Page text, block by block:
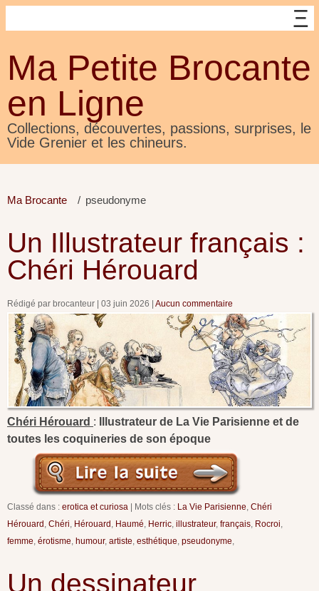
Ma Petite Brocante
en Ligne
Collections, découvertes, passions, surprises, le
Vide Grenier et les chineurs.
Ma Brocante pseudonyme
Un Illustrateur français :
Chéri Hérouard
Rédigé par brocanteur 03 juin 2026 Aucun commentaire
Chéri Hérouard :
Illustrateur de La Vie Parisienne et de
toutes les coquineries de son époque
Classé dans : erotica et curiosa Mots clés : La Vie Parisienne Chéri
Hérouard
Chéri Hérouard Haumé Herric illustrateur, français Rocroi
femme érotisme humour, artiste esthétique pseudonyme
Un dessinateur